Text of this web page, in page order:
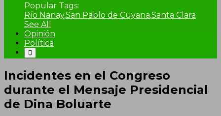
Popular Tags:
Río Nanay,San Pablo de Cuyana,Santa Clara
See All
Opinión
Política
Incidentes en el Congreso
durante el Mensaje Presidencial
de Dina Boluarte